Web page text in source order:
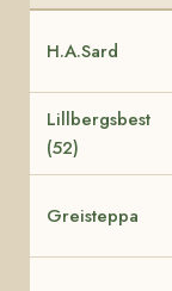
H.A.Sard
Lillbergsbest
(52)
Greisteppa